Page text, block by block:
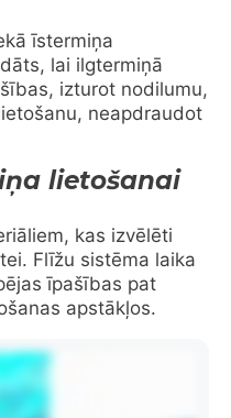
īstermiņa
lai ilgtermiņā
izturot nodilumu,
neapdraudot
lietošanai
kas izvēlēti
Flīžu sistēma laika
īpašības pat
apstākļos.